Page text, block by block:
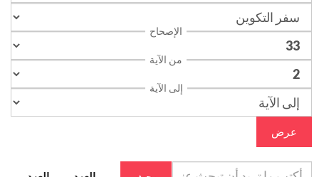
الإصحاح
من الآية
إلى الآية
عرض